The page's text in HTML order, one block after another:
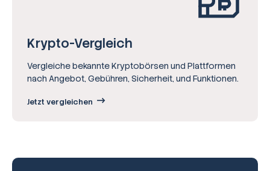
Krypto-Vergleich
Vergleiche bekannte Kryptobörsen und Plattformen
nach Angebot, Gebühren, Sicherheit, und Funktionen.
Jetzt vergleichen